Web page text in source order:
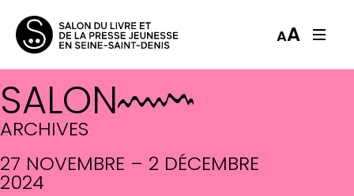
AA
SALON
ARCHIVES
27 NOVEMBRE – 2 DÉCEMBRE
2024